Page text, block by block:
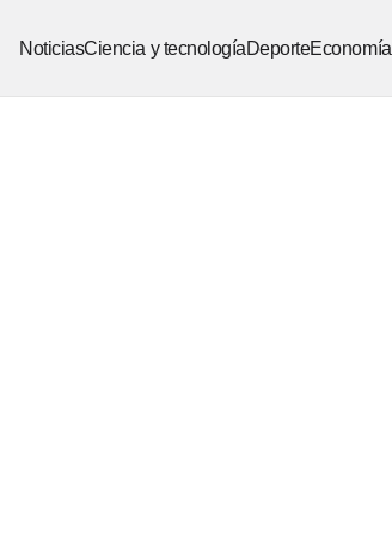
NoticiasCiencia y tecnologíaDeporteEconomía